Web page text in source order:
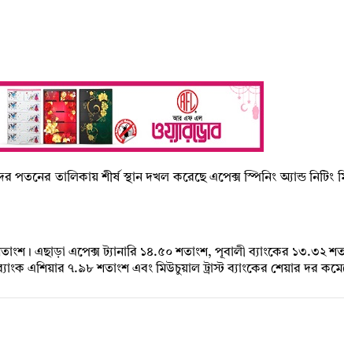
তালিকায় শীর্ষ স্থান দখল করেছে এপেক্স স্পিনিং অ্যান্ড নিটিং
এছাড়া এপেক্স ট্যানারি ১৪.৫০ শতাংশ, পূবালী ব্যাংকের ১৩.৩২
এশিয়ার ৭.৯৮ শতাংশ এবং মিউচুয়াল ট্রাস্ট ব্যাংকের শেয়ার দর